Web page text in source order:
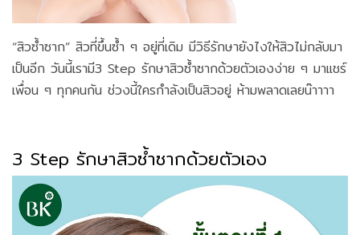
“สิวซ้ำซาก” สิวที่ขึ้นซ้ำ ๆ อยู่ที่เดิม มีวิธีรักษายังไงให้สิวไม่กลับมา
เป็นอีก วันนี้เรามี3 Step รักษาสิวซ้ำซากด้วยตัวเองง่าย ๆ มาแชร์
เพื่อน ๆ ทุกคนกัน ช่วงนี้ใครกำลังเป็นสิวอยู่ ห้ามพลาดเลยน๊าาาา
3 Step รักษาสิวซ้ำซากด้วยตัวเอง